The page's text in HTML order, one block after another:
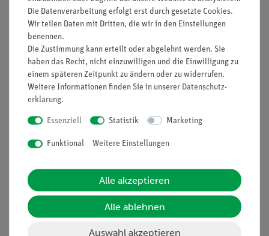
Nach oben
Informationen
Projekte und Lösungen
Beratung & Showroom
Inventarisierungs- &
Inbetriebnahme & Schulungen
Die Datenverarbeitung erfolgt erst durch gesetzte Cookies.
Wir teilen Daten mit Dritten, die wir in den Einstellungen
benennen.
Die Zustimmung kann erteilt oder abgelehnt werden. Sie
haben das Recht, nicht einzuwilligen und die Einwilligung zu
einem späteren Zeitpunkt zu ändern oder zu widerrufen.
Weitere Informationen finden Sie in unserer Daten­schutz­
erklärung.
Essenziell Statistik Marketing
Funktional Weitere Einstellungen
Alle akzeptieren
Alle ablehnen
Auswahl akzeptieren